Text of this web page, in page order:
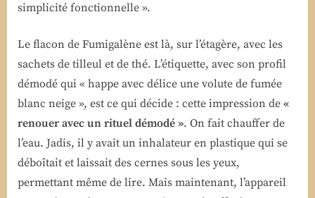
simplicité fonctionnelle ».
Le flacon de Fumigalène est là, sur l’étagère, avec les
sachets de tilleul et de thé. L’étiquette, avec son profil
démodé qui « happe avec délice une volute de fumée
blanc neige », est ce qui décide : cette impression de «
renouer avec un rituel démodé ». On fait chauffer de
l’eau. Jadis, il y avait un inhalateur en plastique qui se
déboîtait et laissait des cernes sous les yeux,
permettant même de lire. Mais maintenant, l’appareil